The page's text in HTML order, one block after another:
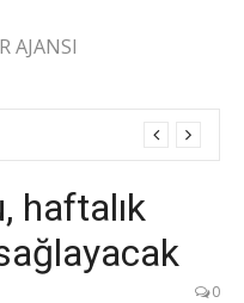
AJANSI
haftalık
0